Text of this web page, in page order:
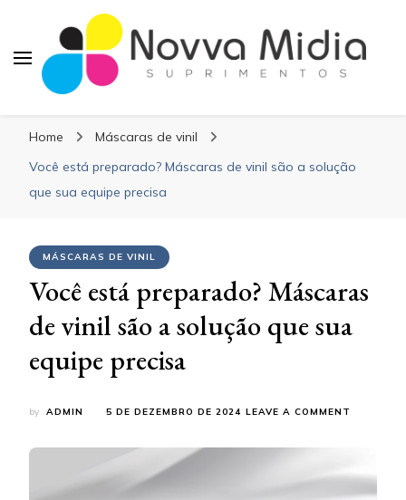
Suprimentos
Home
Máscaras de vinil
Você está preparado? Máscaras de vinil são a solução
que sua equipe precisa
MÁSCARAS DE VINIL
Você está preparado? Máscaras
de vinil são a solução que sua
equipe precisa
by ADMIN 5 DE DEZEMBRO DE 2024 LEAVE A COMMENT
DE